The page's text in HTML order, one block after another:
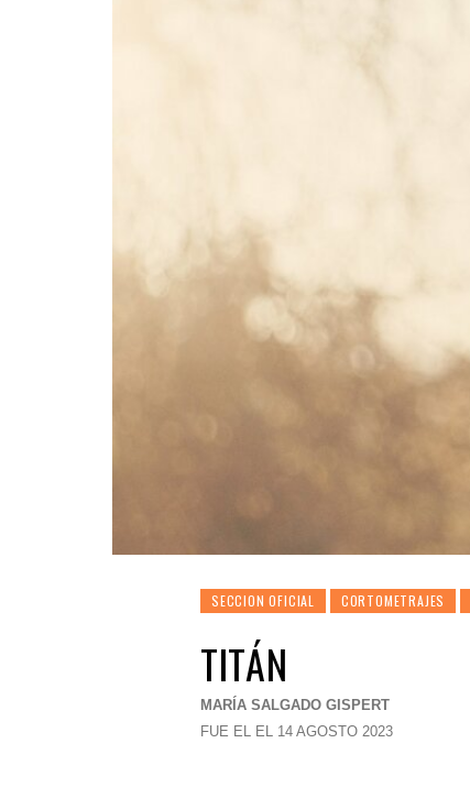
SECCION OFICIAL CORTOMETRAJES
TITÁN
MARÍA SALGADO GISPERT
FUE EL EL 14 AGOSTO 2023